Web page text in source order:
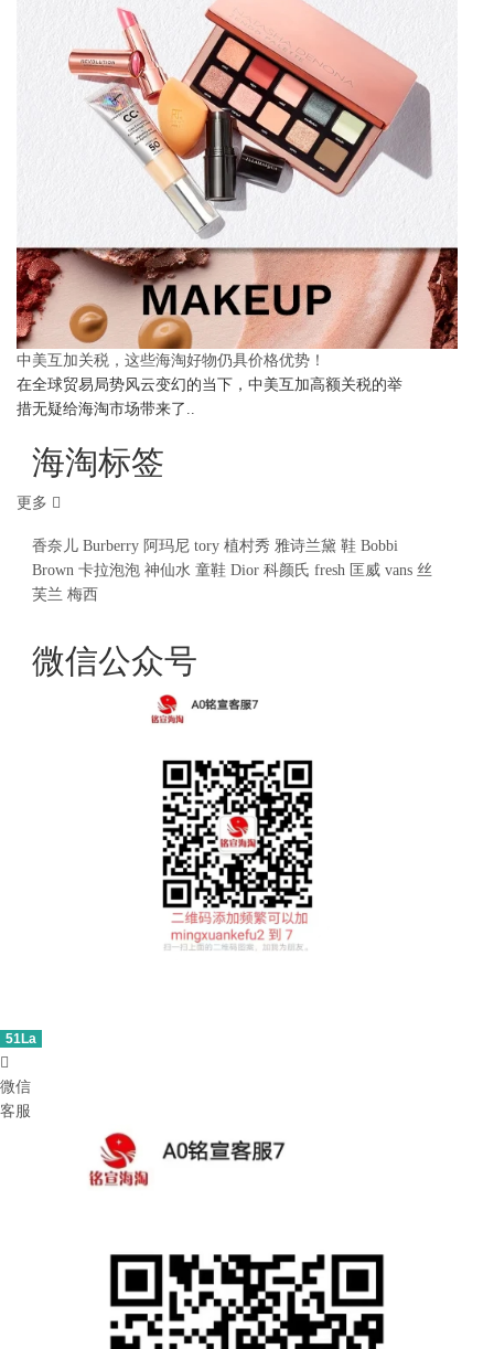
中美互加关税，这些海淘好物仍具价格优势！
在全球贸易局势风云变幻的当下，中美互加高额关税的举
措无疑给海淘市场带来了..
海淘标签
更多
香奈儿 Burberry 阿玛尼 tory 植村秀 雅诗兰黛 鞋 Bobbi
Brown 卡拉泡泡 神仙水 童鞋 Dior 科颜氏 fresh 匡威 vans 丝
芙兰 梅西
微信公众号
51La

微信
客服